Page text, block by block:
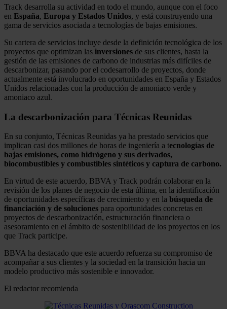
Track desarrolla su actividad en todo el mundo, aunque con el foco
en España, Europa y Estados Unidos, y está construyendo una
gama de servicios asociada a tecnologías de bajas emisiones.
Su cartera de servicios incluye desde la definición tecnológica de los
proyectos que optimizan las inversiones de sus clientes, hasta la
gestión de las emisiones de carbono de industrias más difíciles de
descarbonizar, pasando por el codesarrollo de proyectos, donde
actualmente está involucrado en oportunidades en España y Estados
Unidos relacionadas con la producción de amoniaco verde y
amoniaco azul.
La descarbonización para Técnicas Reunidas
En su conjunto, Técnicas Reunidas ya ha prestado servicios que
implican casi dos millones de horas de ingeniería a tecnologías de
bajas emisiones, como hidrógeno y sus derivados,
biocombustibles y combustibles sintéticos y captura de carbono.
En virtud de este acuerdo, BBVA y Track podrán colaborar en la
revisión de los planes de negocio de esta última, en la identificación
de oportunidades específicas de crecimiento y en la búsqueda de
financiación y de soluciones para oportunidades concretas en
proyectos de descarbonización, estructuración financiera o
asesoramiento en el ámbito de sostenibilidad de los proyectos en los
que Track participe.
BBVA ha destacado que este acuerdo refuerza su compromiso de
acompañar a sus clientes y la sociedad en la transición hacia un
modelo productivo más sostenible e innovador.
El redactor recomienda